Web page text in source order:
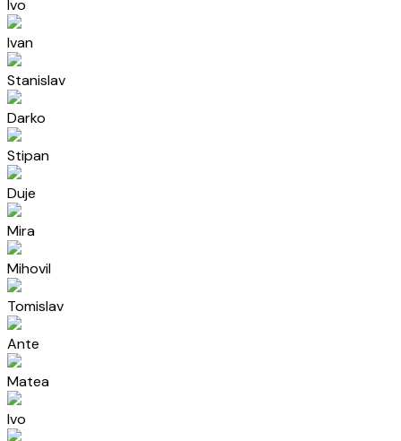
Ivo
Ivan
Stanislav
Darko
Stipan
Duje
Mira
Mihovil
Tomislav
Ante
Matea
Ivo